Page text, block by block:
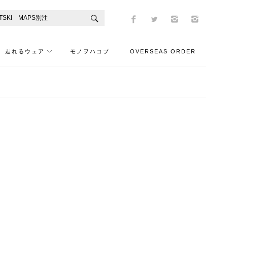
走れるウェア モノヲハコブ OVERSEAS ORDER